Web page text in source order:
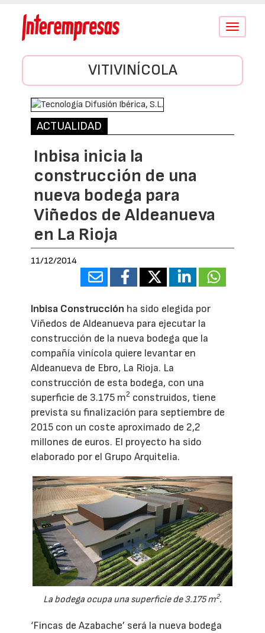
Conmutar
VITIVINÍCOLA
ACTUALIDAD
Inbisa inicia la
construcción de una
nueva bodega para
Viñedos de Aldeanueva
en La Rioja
11/12/2014
Inbisa Construcción ha sido elegida por
Viñedos de Aldeanueva para ejecutar la
construcción de la nueva bodega que la
compañía vinícola quiere levantar en
Aldeanueva de Ebro, La Rioja. La
construcción de esta bodega, con una
superficie de 3.175 m2 construidos, tiene
prevista su finalización para septiembre de
2015 con un coste aproximado de 2,2
millones de euros. El proyecto ha sido
elaborado por el Grupo Arquitelia.
La bodega ocupa una superficie de 3.175 m2.
‘Fincas de Azabache’ será la nueva bodega